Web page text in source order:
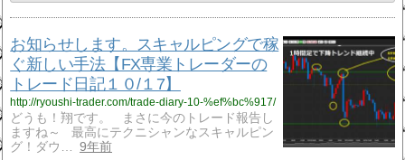
お知らせします。スキャルピングで稼
ぐ新しい手法【FX専業トレーダーの
トレード日記１０/１7】
http://ryoushi-trader.com/trade-diary-10-%ef%bc%917/
どうも！翔です。 まさに今のトレード報告し
ますね～ 最高にテクニシャンなスキャルピン
グ！ダウ…
9年前